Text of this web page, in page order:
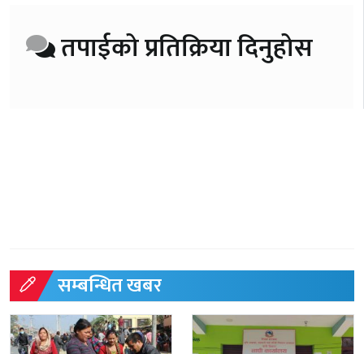
तपाईको प्रतिक्रिया दिनुहोस
सम्बन्धित खबर